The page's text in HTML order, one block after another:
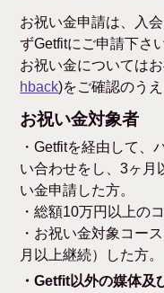
お祝い金申請は、入
ずGetfitにご申請下さい
お祝い金については
hback)をご確認のう
お祝い金対象者
・Getfitを経由して、
い合わせをし、3ヶ月
い金申請した方。
・総額10万円以上の
・お祝い金対象コー
月以上継続）した方。
・Getfit以外の媒体及